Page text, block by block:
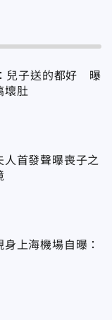
兒子送的都好 曝
壞肚
人首發聲曝喪子之
上海機場自曝：